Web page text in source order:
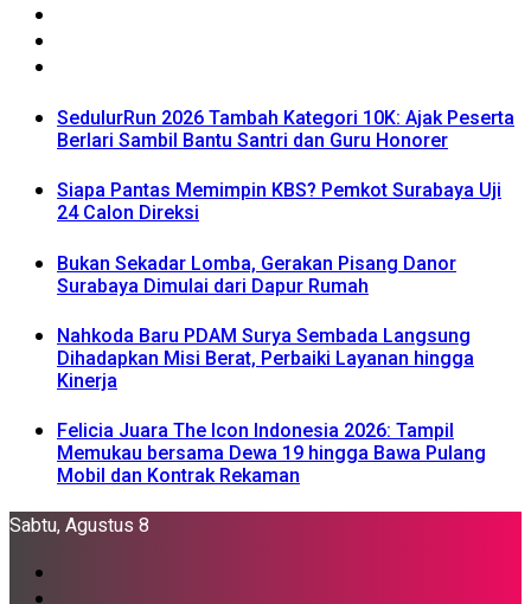
SedulurRun 2026 Tambah Kategori 10K: Ajak Peserta
Berlari Sambil Bantu Santri dan Guru Honorer
Siapa Pantas Memimpin KBS? Pemkot Surabaya Uji
24 Calon Direksi
Bukan Sekadar Lomba, Gerakan Pisang Danor
Surabaya Dimulai dari Dapur Rumah
Nahkoda Baru PDAM Surya Sembada Langsung
Dihadapkan Misi Berat, Perbaiki Layanan hingga
Kinerja
Felicia Juara The Icon Indonesia 2026: Tampil
Memukau bersama Dewa 19 hingga Bawa Pulang
Mobil dan Kontrak Rekaman
Sabtu, Agustus 8